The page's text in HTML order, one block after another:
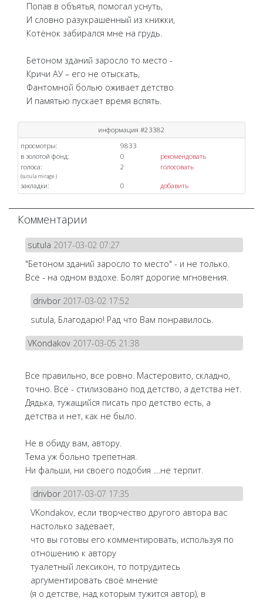
Попав в объятья, помогал уснуть,
И словно разукрашенный из книжки,
Котёнок забирался мне на грудь.
Бетоном зданий заросло то место -
Кричи АУ – его не отыскать,
Фантомной болью оживает детство
И памятью пускает время вспять.
информация #23382
просмотры:
9833
в золотой фонд:
0
рекомендовать
голоса:
2 голосовать
(sutula mirage)
закладки: 0 добавить
Комментарии
sutula 2017-03-02 07:27
"Бетоном зданий заросло то место" - и не только.
Всё - на одном вздохе. Болят дорогие мгновения.
drivbor 2017-03-02 17:52
sutula, Благодарю! Рад что Вам понравилось.
VKondakov 2017-03-05 21:38
Все правильно, все ровно. Мастеровито, складно,
точно. Всё - стилизовано под детство, а детства нет.
Дядька, тужащийся писать про детство есть, а
детства и нет, как не было.
Не в обиду вам, автору.
Тема уж больно трепетная.
Ни фальши, ни своего подобия ....не терпит.
drivbor 2017-03-07 17:35
VKondakov, если творчество другого автора вас
настолько задевает,
что вы готовы его комментировать, используя по
отношению к автору
туалетный лексикон, то потрудитесь
аргументировать своё мнение
(я о детстве, над которым тужится автор), в